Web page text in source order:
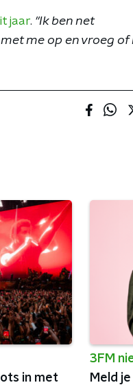
jaar. "Ik ben net
me op en vroeg of
in met
3FM
Meld